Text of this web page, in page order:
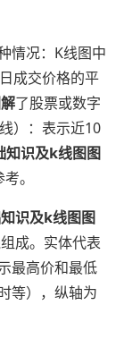
情况：K线图中
成交价格的平
了股票或数字
）：表示近10
知识及k线图图
。
识及k线图图
成。实体代表
最高价和最低
等），纵轴为